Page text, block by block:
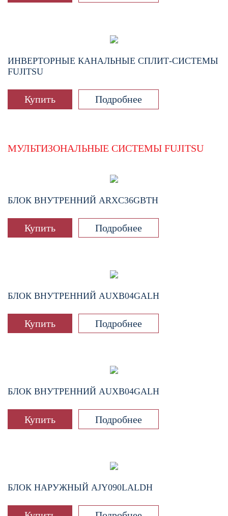
ИНВЕРТОРНЫЕ КАНАЛЬНЫЕ СПЛИТ-СИСТЕМЫ
FUJITSU
Купить Подробнее
МУЛЬТИЗОНАЛЬНЫЕ СИСТЕМЫ FUJITSU
БЛОК ВНУТРЕННИЙ ARXC36GBTH
Купить Подробнее
БЛОК ВНУТРЕННИЙ AUXB04GALH
Купить Подробнее
БЛОК ВНУТРЕННИЙ AUXB04GALH
Купить Подробнее
БЛОК НАРУЖНЫЙ AJY090LALDH